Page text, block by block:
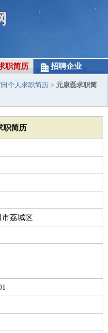
职简历 招聘企业
个人求职简历 > 元康磊求职简
职简历
学荔城区